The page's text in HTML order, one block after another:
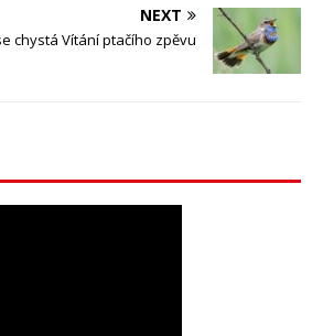
NEXT
chystá Vítání ptačího zpěvu